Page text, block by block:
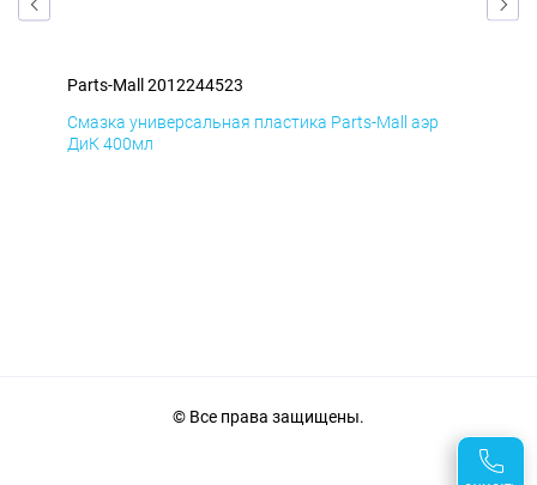
Parts-Mall 2012244523
Смазка универсальная пластика Parts-Mall аэр
ДиК 400мл
© Все права защищены.